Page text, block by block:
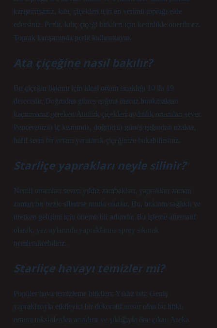
karıştırırsanız, kılıç çiçekleri için en verimli toprağı elde
edersiniz. Perlit, kılıç çiçeği bitkileri için kesinlikle önerilmez.
Toprak karışımında perlit kullanmayın.
Ata çiçeğine nasıl bakılır?
Bu çiçeğin bakımı için ideal ortam sıcaklığı 10 ila 19
derecedir. Doğrudan güneş ışığına maruz bırakmaktan
kaçınmanız gereken Atatürk çiçekleri aydınlık ortamları sever.
Pencerenizin iç kısmında, doğrudan güneş ışığından uzakta,
hafif serin bir ortam yaratarak çiçeğinize bakabilirsiniz.
Starliçe yaprakları neyle silinir?
Nemli ortamları seven yıldız zambakları, yaprakları zaman
zaman bir bezle silinirse mutlu olurlar. Bu, bitkinin sağlıklı ve
üretken gelişimi için önemli bir adımdır. Bu işleme alternatif
olarak, yaz aylarında yapraklarına sprey sıkarak
nemlendirebiliriz.
Starliçe havayı temizler mi?
Popüler hava temizleme bitkileri: Yıldız biti: Geniş
yapraklarıyla etkileyici bir dekoratif unsur olan bu bitki,
ortamı toksinlerden arındırır ve şıklığıyla öne çıkar. Areka